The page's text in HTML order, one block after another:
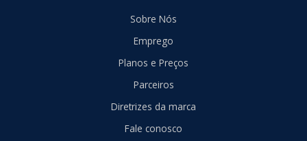
Sobre Nós
Emprego
Planos e Preços
Parceiros
Diretrizes da marca
Fale conosco